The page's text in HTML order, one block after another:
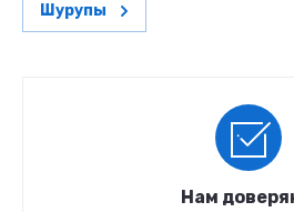
Шурупы
Нам